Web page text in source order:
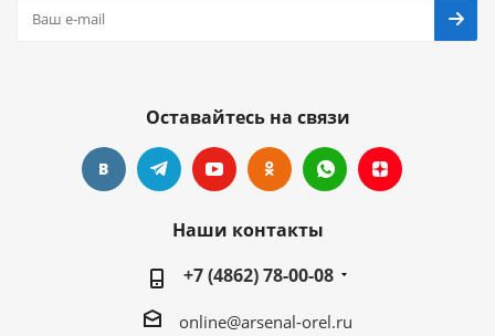
Оставайтесь на связи
Наши контакты
+7 (4862) 78-00-08
online@arsenal-orel.ru